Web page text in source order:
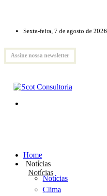
Sexta-feira, 7 de agosto de 2026
Assine nossa newsletter
Home
Notícias
Notícias
Notícias
Clima